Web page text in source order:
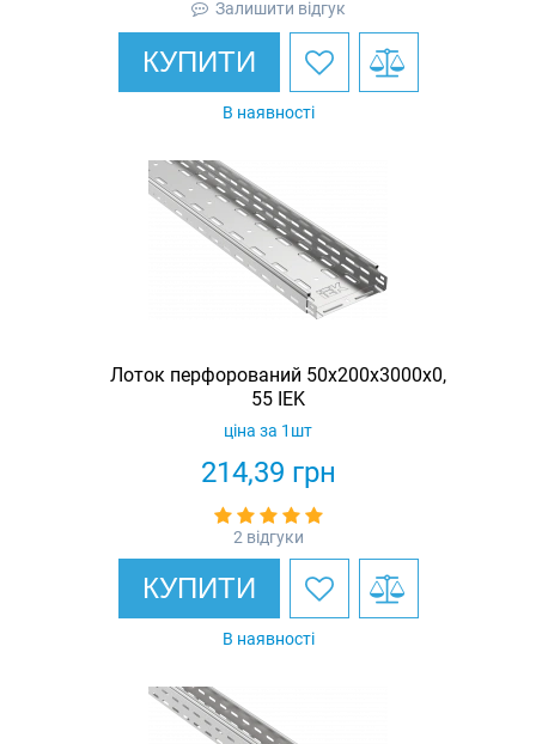
Залишити відгук
КУПИТИ
В наявності
Лоток перфорований 50х200х3000х0,
55 IEK
214,39 грн
ціна за 1шт
2 відгуки
КУПИТИ
В наявності